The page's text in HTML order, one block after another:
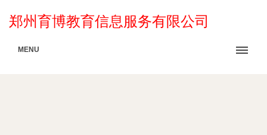
郑州育博教育信息服务有限公司
MENU